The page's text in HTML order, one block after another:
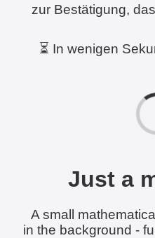
zur Bestätigung,
⏳ In wenigen
Just a
A small
in the background -